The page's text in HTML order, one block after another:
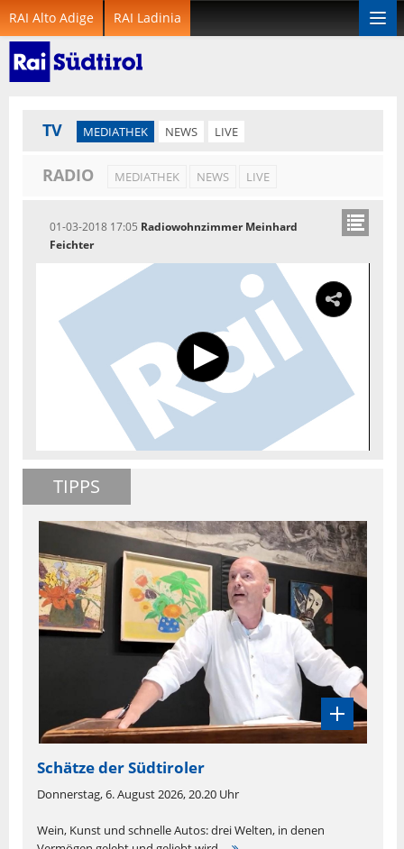
RAI Alto Adige RAI Ladinia
TV MEDIATHEK NEWS LIVE
RADIO MEDIATHEK NEWS LIVE
01-03-2018 17:05 Radiowohnzimmer Meinhard
Feichter
TIPPS
Schätze der Südtiroler
Donnerstag, 6. August 2026, 20.20 Uhr
Wein, Kunst und schnelle Autos: drei Welten, in denen